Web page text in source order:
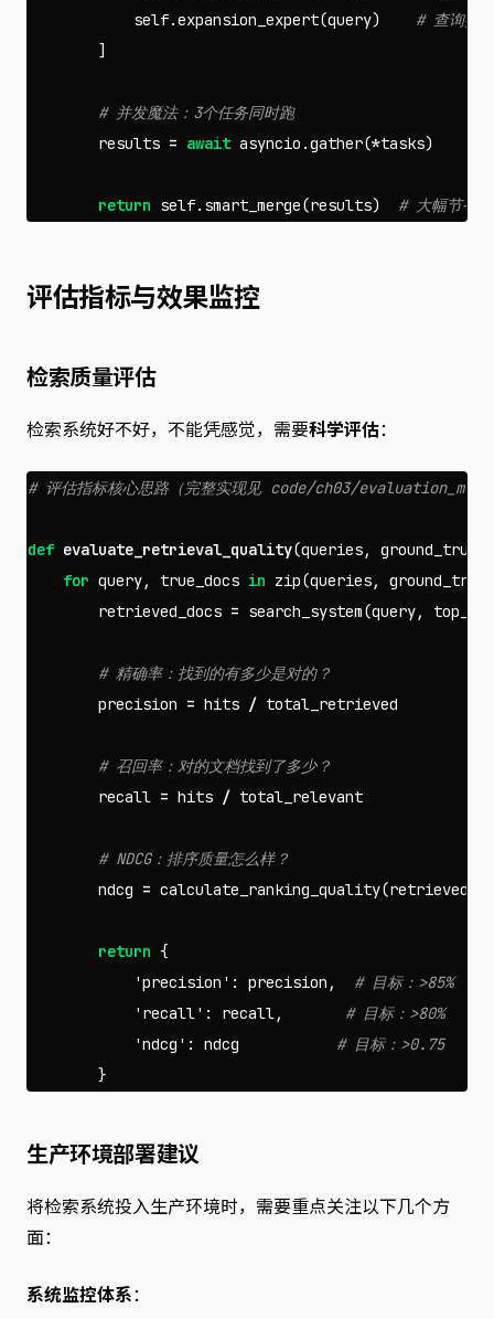
self.expansion_expert(query)
]
results = await asyncio .gather(*tasks)
return self. smart_merge(results)
评估指标与效果监控
检索质量评估
检索系统好不好，不能凭感觉，需要科学评估：
def evaluate_retrieval_quality(queries, ground_truth
for query, true_docs in zip(queries,
ground_truth
retrieved_docs = search_system(query, top_k
precision = hits / total_retrieved
recall = hits / total_relevant
ndcg = calculate_ranking_quality(
return {
'precision' : precision ,
'recall' : recall ,
'ndcg' : ndcg
}
生产环境部署建议
将检索系统投入生产环境时，需要重点关注以下几个方
面：
系统监控体系：